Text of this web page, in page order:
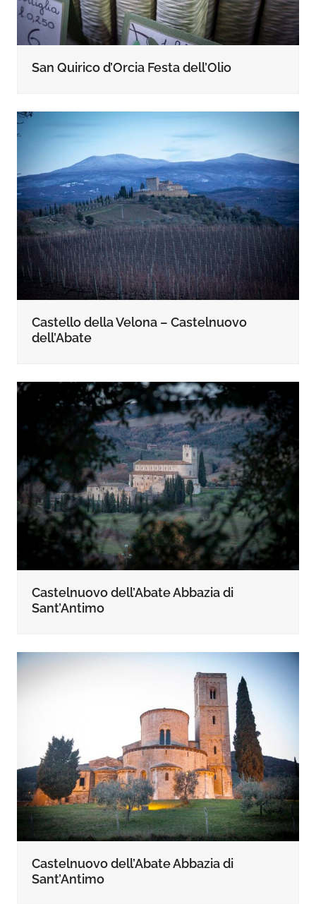
San Quirico d’Orcia Festa dell’Olio
Castello della Velona – Castelnuovo
dell’Abate
Castelnuovo dell’Abate Abbazia di
Sant’Antimo
Castelnuovo dell’Abate Abbazia di
Sant’Antimo